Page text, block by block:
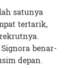
satunya
tertarik,
benar-
depan.